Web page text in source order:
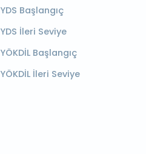
YDS Başlangıç
YDS İleri Seviye
YÖKDİL Başlangıç
YÖKDİL İleri Seviye